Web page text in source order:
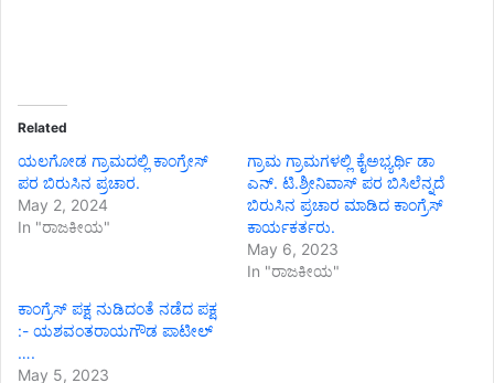
Related
ಯಲಗೋಡ ಗ್ರಾಮದಲ್ಲಿ ಕಾಂಗ್ರೇಸ್
ಪರ ಬಿರುಸಿನ ಪ್ರಚಾರ.
May 2, 2024
In "ರಾಜಕೀಯ"
ಗ್ರಾಮ ಗ್ರಾಮಗಳಲ್ಲಿ ಕೈಅಭ್ಯರ್ಥಿ ಡಾ
ಎನ್. ಟಿ.ಶ್ರೀನಿವಾಸ್ ಪರ ಬಿಸಿಲೆನ್ನದೆ
ಬಿರುಸಿನ ಪ್ರಚಾರ ಮಾಡಿದ ಕಾಂಗ್ರೆಸ್
ಕಾರ್ಯಕರ್ತರು.
May 6, 2023
In "ರಾಜಕೀಯ"
ಕಾಂಗ್ರೆಸ್ ಪಕ್ಷ ನುಡಿದಂತೆ ನಡೆದ ಪಕ್ಷ
:- ಯಶವಂತರಾಯಗೌಡ ಪಾಟೀಲ್
….
May 5, 2023